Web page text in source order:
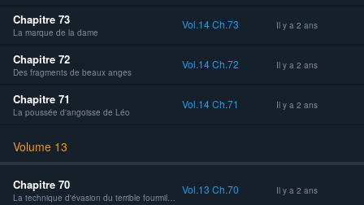
Chapitre 73
La marque de la dame
Vol.14 Ch.73 Il y a 2 ans
Chapitre 72
Des fragments de beaux anges
Vol.14 Ch.72 Il y a 2 ans
Chapitre 71
La poussée d'angoisse de Léo
Vol.14 Ch.71 Il y a 2 ans
Volume 13
Chapitre 70
La technique d'évasion du terrible fourmillion démoniaque !!!
Vol.13 Ch.70 Il y a 2 ans